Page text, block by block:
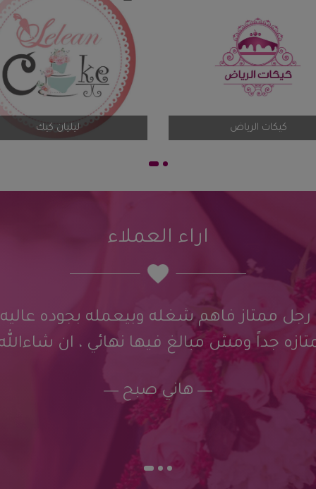
كيكات الرياض
اراء العملاء
رجل ممتاز فاهم شغله وبيعمله
اسعاره ممتازه جداً ومش مبالغ فيها
هاني صبح